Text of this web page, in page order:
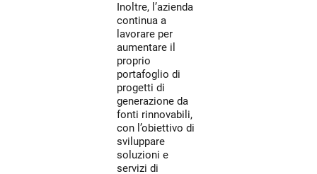
Inoltre, l’azienda
continua a
lavorare per
aumentare il
proprio
portafoglio di
progetti di
generazione da
fonti rinnovabili,
con l’obiettivo di
sviluppare
soluzioni e
servizi di